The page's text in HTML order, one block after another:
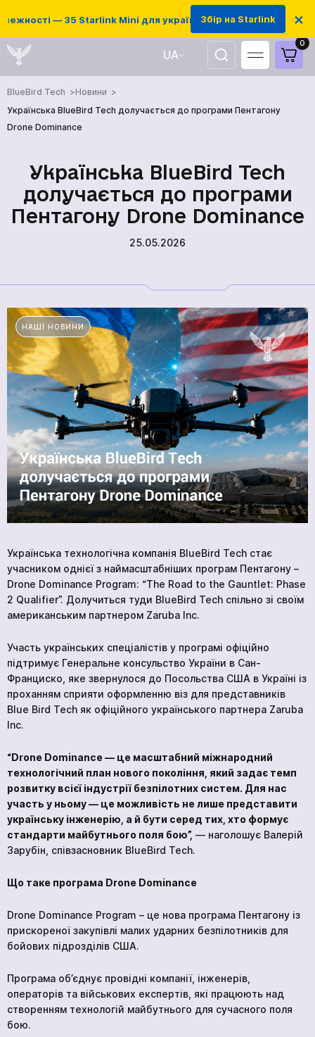
— 35 Starlink Mini для українських захисників
Збір на Starlink ×
UA
EN
0
ГОЛОВНА
ПРОДУКЦІЯ
ПОСЛУГИ
ВАКАНСІЇ
НОВИНИ
КОМПАНІЇ
МЕДІАЦЕНТР
ПРО НАС
МЕРЧ КОМПАНІЇ
ВІДГУКИ
КОНТАКТИ
Академія
BlueBird Tech
Новини
Українська BlueBird Tech долучається до програми Пентагону
Drone Dominance
Українська BlueBird Tech
долучається до програми
Пентагону Drone Dominance
25.05.2026
НАШІ НОВИНИ
Українська технологічна компанія BlueBird Tech стає
учасником однієї з наймасштабніших програм Пентагону –
Drone Dominance Program: “The Road to the Gauntlet: Phase
2 Qualifier”. Долучиться туди BlueBird Tech спільно зі своїм
американським партнером Zaruba Inc.
Участь українських спеціалістів у програмі офіційно
підтримує Генеральне консульство України в Сан-
Франциско, яке звернулося до Посольства США в Україні із
проханням сприяти оформленню віз для представників
Blue Bird Tech як офіційного українського партнера Zaruba
Inc.
“Drone Dominance — це масштабний міжнародний
технологічний план нового покоління, який задає темп
розвитку всієї індустрії безпілотних систем. Для нас
участь у ньому — це можливість не лише представити
українську інженерію, а й бути серед тих, хто формує
стандарти майбутнього поля бою”, — наголошує Валерій
Зарубін, співзасновник BlueBird Tech.
Що таке програма Drone Dominance
Drone Dominance Program – це нова програма Пентагону із
прискореної закупівлі малих ударних безпілотників для
бойових підрозділів США.
Програма об’єднує провідні компанії, інженерів,
операторів та військових експертів, які працюють над
створенням технологій майбутнього для сучасного поля
бою.